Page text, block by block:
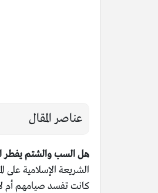
عناصر المقال
هل السب والشتم يفطر
الشريعة الإسلامية
كانت تفسد صيامهم أم